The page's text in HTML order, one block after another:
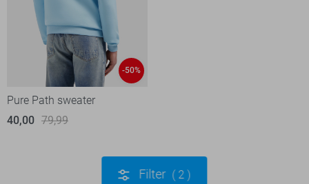
-50%
Pure Path sweater
40,00 79,99
Filter 2